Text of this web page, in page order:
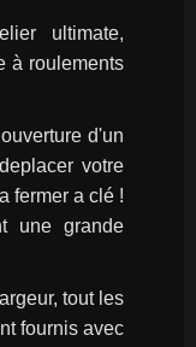
ultimate,
à roulements
d'un
votre
fermer a clé !
une grande
tout les
fournis avec